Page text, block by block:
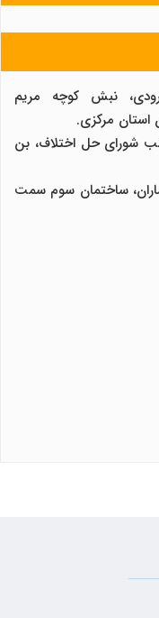
شیرودی، نبش کوچه مریم
استان مرکزی.
جنب شورای حل اختلاف، بن
ساختمان سوم سمت